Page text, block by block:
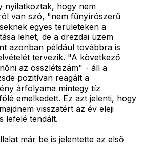
nyilatkoztak, hogy nem
van szó, "nem fűnyírószerű
egyes területeken a
lehet, de a drezdai üzem
azonban például továbbra is
tervezik. "A következő
az összlétszám" - áll a
pozitívan reagált a
árfolyama mintegy tíz
emelkedett. Ez azt jelenti, hogy
visszatért az év eleji
lefelé tendált.
már be is jelentette az első